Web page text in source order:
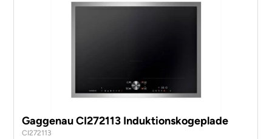
Gaggenau CI272113 Induktionskogeplade
CI272113